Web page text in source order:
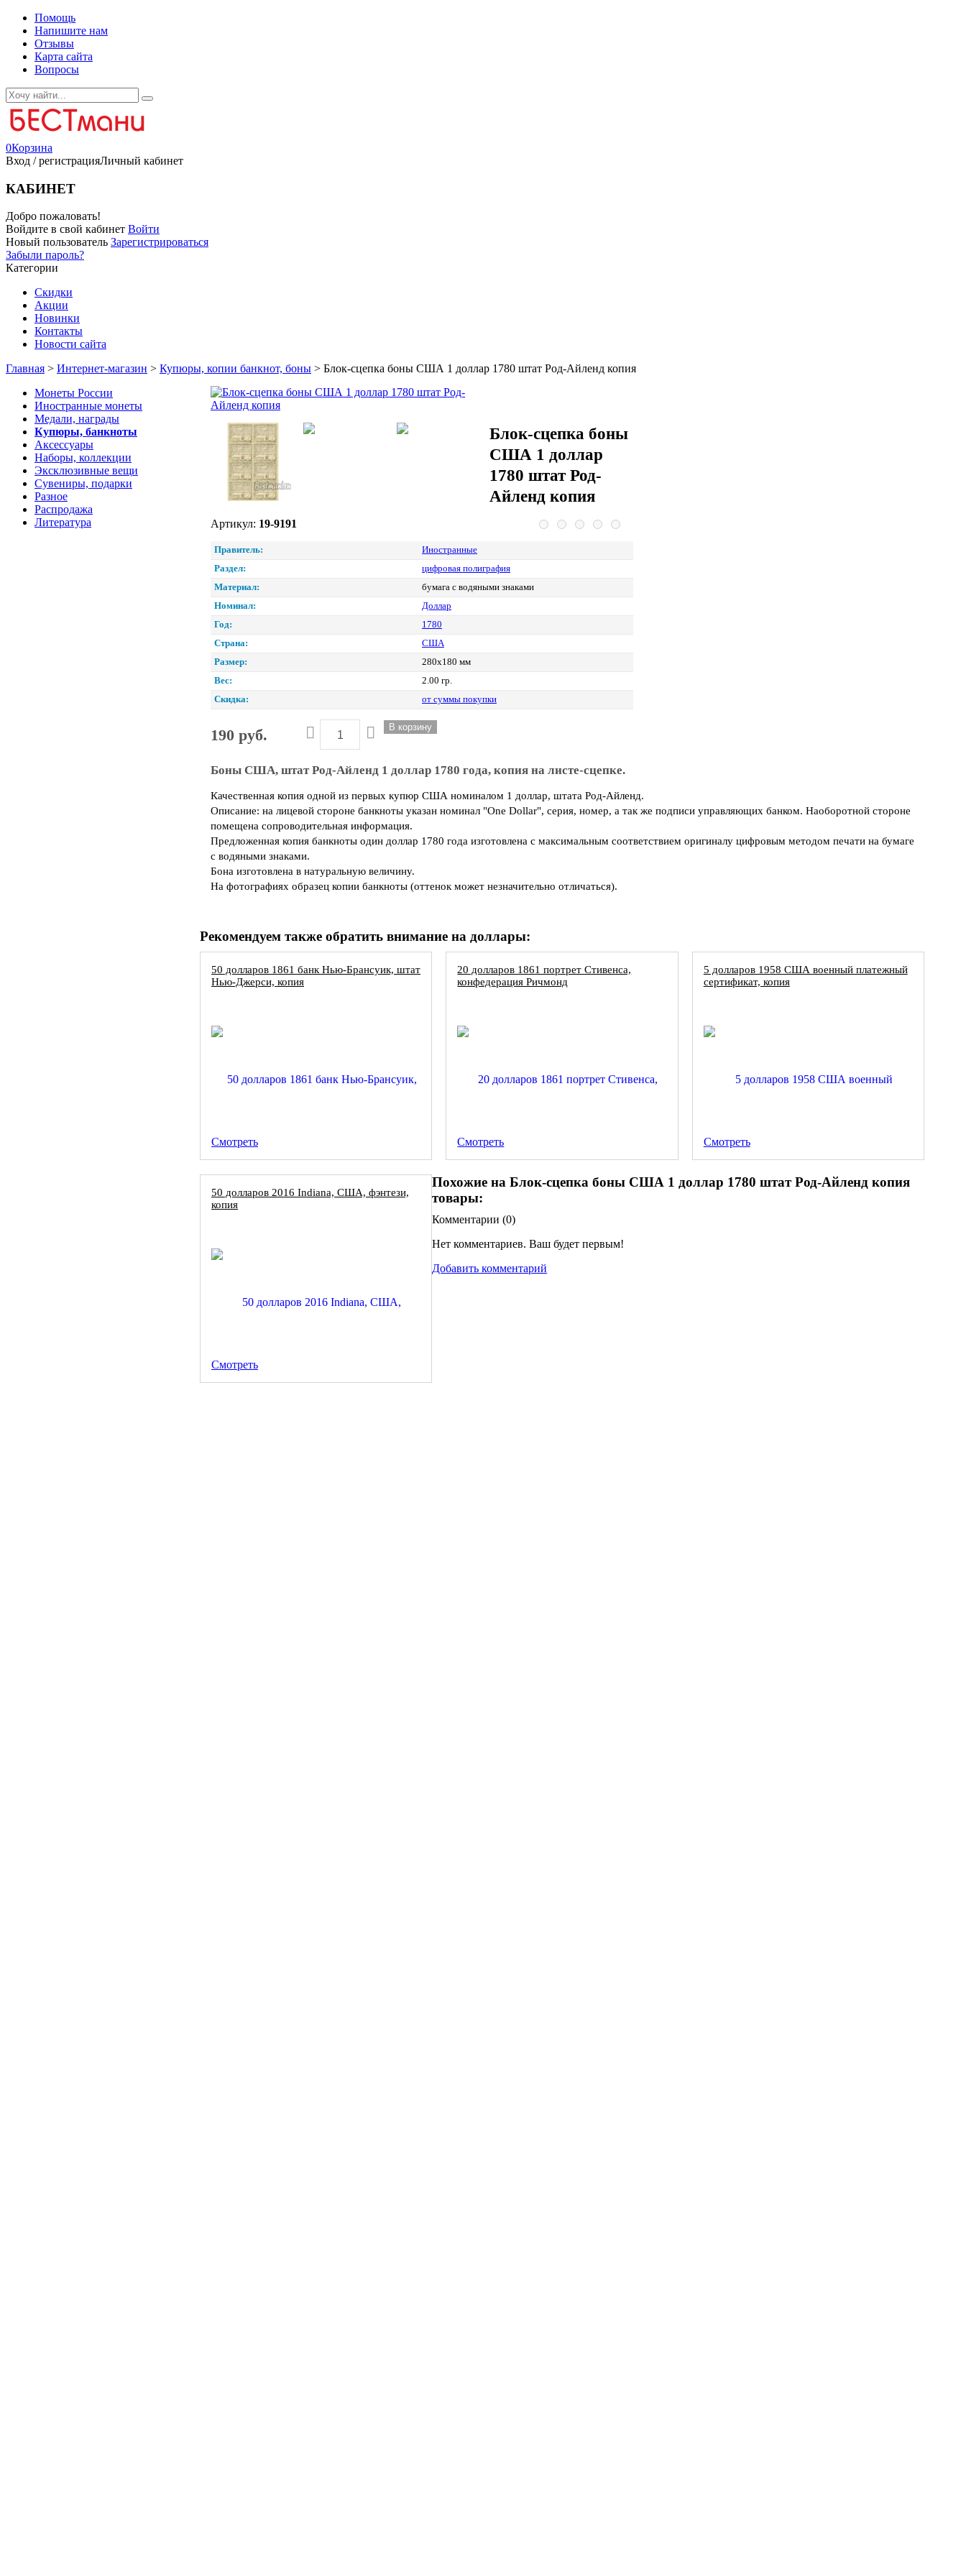
Помощь
Напишите нам
Отзывы
Карта сайта
Вопросы
0Корзина
Вход / регистрацияЛичный кабинет
КАБИНЕТ
Добро пожаловать!
Войдите в свой кабинет Войти
Новый пользователь Зарегистрироваться
Забыли пароль?
Категории
Скидки
Акции
Новинки
Контакты
Новости сайта
Главная > Интернет-магазин > Купюры, копии банкнот, боны > Блок-сцепка боны США 1 доллар 1780 штат Род-Айленд копия
Блок-сцепка боны
США 1 доллар
1780 штат Род-
Айленд копия
Артикул: 19-9191
Правитель:
Иностранные
Раздел:
цифровая полиграфия
Материал:
бумага с водяными знаками
Номинал:
Доллар
Год:
1780
Страна:
США
Размер:
280х180 мм
Вес:
2.00 гр.
Скидка:
от суммы покупки
190 руб.
Боны США, штат Род-Айленд 1 доллар 1780 года, копия на листе-сцепке.
Качественная копия одной из первых купюр США номиналом 1 доллар, штата Род-Айленд.
Описание: на лицевой стороне банкноты указан номинал "One Dollar", серия, номер, а так же подписи управляющих банком. Наоборотной стороне
помещена сопроводительная информация.
Предложенная копия банкноты один доллар 1780 года изготовлена с максимальным соответствием оригиналу цифровым методом печати на бумаге
с водяными знаками.
Бона изготовлена в натуральную величину.
На фотографиях образец копии банкноты (оттенок может незначительно отличаться).
Рекомендуем также обратить внимание на доллары:
50 долларов 1861 банк Нью-Брансуик, штат
Нью-Джерси, копия
Смотреть
20 долларов 1861 портрет Стивенса,
конфедерация Ричмонд
Смотреть
5 долларов 1958 США военный платежный
сертификат, копия
Смотреть
50 долларов 2016 Indiana, США, фэнтези,
копия
Смотреть
Похожие на Блок-сцепка боны США 1 доллар 1780 штат Род-Айленд копия
товары:
Комментарии (0)
Нет комментариев. Ваш будет первым!
Добавить комментарий
Монеты России
Иностранные монеты
Медали, награды
Купюры, банкноты
Аксессуары
Наборы, коллекции
Эксклюзивные вещи
Сувениры, подарки
Разное
Распродажа
Литература